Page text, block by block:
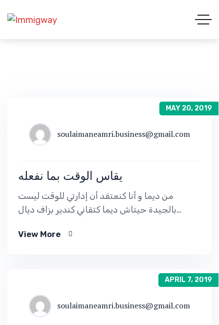
MAY 20, 2019
soulaimaneamri.business@gmail.com
يقاس الوقت بما نفعله
من ديما و أنا كنعتقد أن إدارتي للوقت ليست
بالجيدة حيتاش ديما كتقاني كندير بزاف ديال
View More
APRIL 7, 2019
soulaimaneamri.business@gmail.com